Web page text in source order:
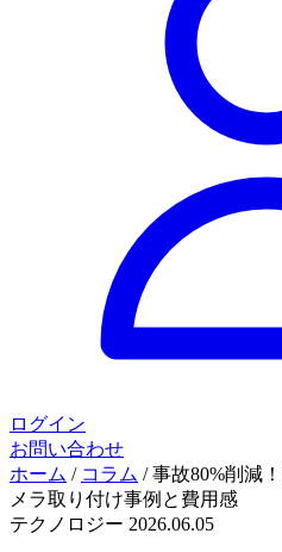
ログイン
お問い合わせ
ホーム / コラム / 事故80%削減
メラ取り付け事例と費用感
テクノロジー 2026.06.05